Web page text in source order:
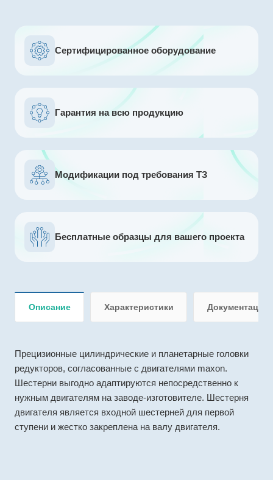
Сертифицированное оборудование
Гарантия на всю продукцию
Модификации под требования ТЗ
Бесплатные образцы для вашего проекта
Описание Характеристики Документация
Прецизионные цилиндрические и планетарные головки
редукторов, согласованные с двигателями maxon.
Шестерни выгодно адаптируются непосредственно к
нужным двигателям на заводе-изготовителе. Шестерня
двигателя является входной шестерней для первой
ступени и жестко закреплена на валу двигателя.